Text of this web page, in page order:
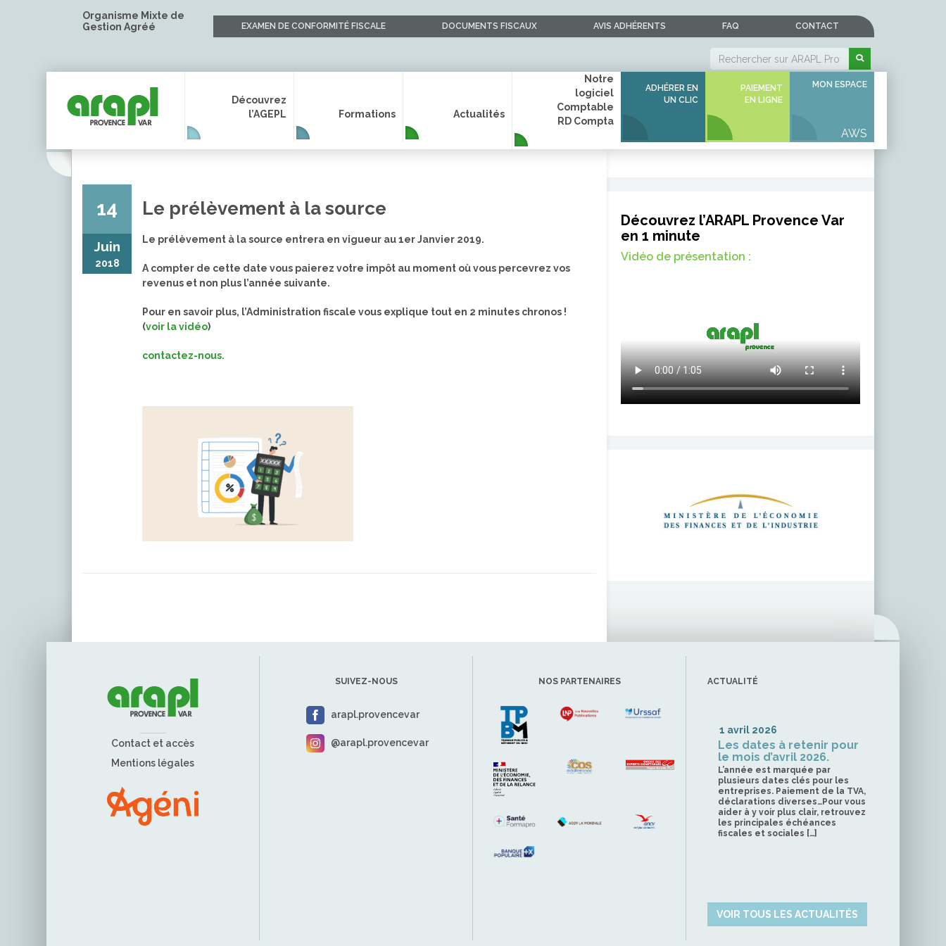
EXAMEN DE CONFORMITÉ FISCALE DOCUMENTS FISCAUX AVIS ADHÉRENTS FAQ CONTACT
Organisme Mixte de
Gestion Agréé
ADHÉRER EN
UN CLIC
PAIEMENT
EN LIGNE
MON ESPACE
Découvrez
l’AGEPL
Formations Actualités
Notre
logiciel
Comptable
RD Compta
14
Juin
2018
Le prélèvement à la source
Le prélèvement à la source entrera en vigueur au 1er Janvier 2019.
A compter de cette date vous paierez votre impôt au moment où vous percevrez vos
revenus et non plus l’année suivante.
Pour en savoir plus, l’Administration fiscale vous explique tout en 2 minutes chronos !
(voir la vidéo)
contactez-nous.
Découvrez l’ARAPL Provence Var
en 1 minute
Vidéo de présentation :
Contact et accès
Mentions légales
SUIVEZ-NOUS
arapl.provencevar
@arapl.provencevar
NOS PARTENAIRES ACTUALITÉ
1 avril 2026
Les dates à retenir pour
le mois d’avril 2026.
L’année est marquée par
plusieurs dates clés pour les
entreprises. Paiement de la TVA,
déclarations diverses…Pour vous
aider à y voir plus clair, retrouvez
les principales échéances
fiscales et sociales […]
VOIR TOUS LES ACTUALITÉS